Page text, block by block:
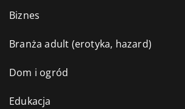
Biznes
Branża adult (erotyka, hazard)
Dom i ogród
Edukacja